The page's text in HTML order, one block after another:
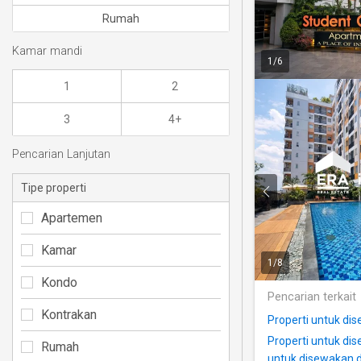
1 /6
1/8
Pencarian terkait
Properti untuk
Properti untuk
Rumah
Kamar mandi
1 2
3 4+
Pencarian Lanjutan
Tipe properti
Apartemen
Kamar
Kondo
Kontrakan
Rumah